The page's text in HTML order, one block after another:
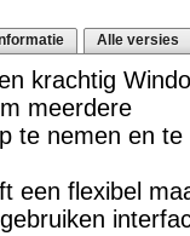
Alle versies
krachtig
meerdere
te nemen en te
een flexibel